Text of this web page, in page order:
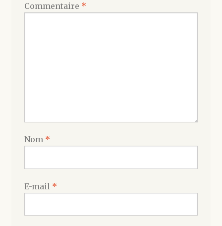
Commentaire *
Nom *
E-mail *